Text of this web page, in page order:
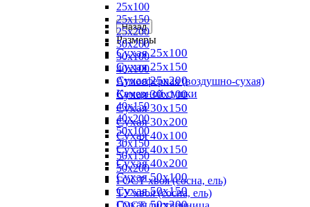
Назад
Размеры
Сухая 25х100
Сухая 25х150
Сухая 25х200
Сухая 30х100
Сухая 30х150
Сухая 30х200
Сухая 40х100
Сухая 40х150
Сухая 40х200
Сухая 50х100
Сухая 50х150
25х100
25х150
25х200
30х200
30х100
40х100
Атмосферная (воздушно-сухая)
Камерной сушки
40х150
40х200
50х100
30х150
50х150
50х200
ГОСТ хвоя (сосна, ель)
ТУ хвоя (сосна, ель)